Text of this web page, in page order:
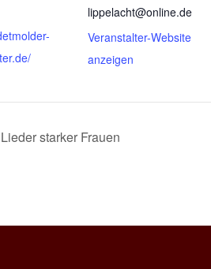
lippelacht@online.de
Veranstalter-Website
anzeigen
starker Frauen